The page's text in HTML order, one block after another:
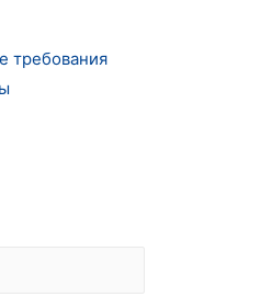
требования